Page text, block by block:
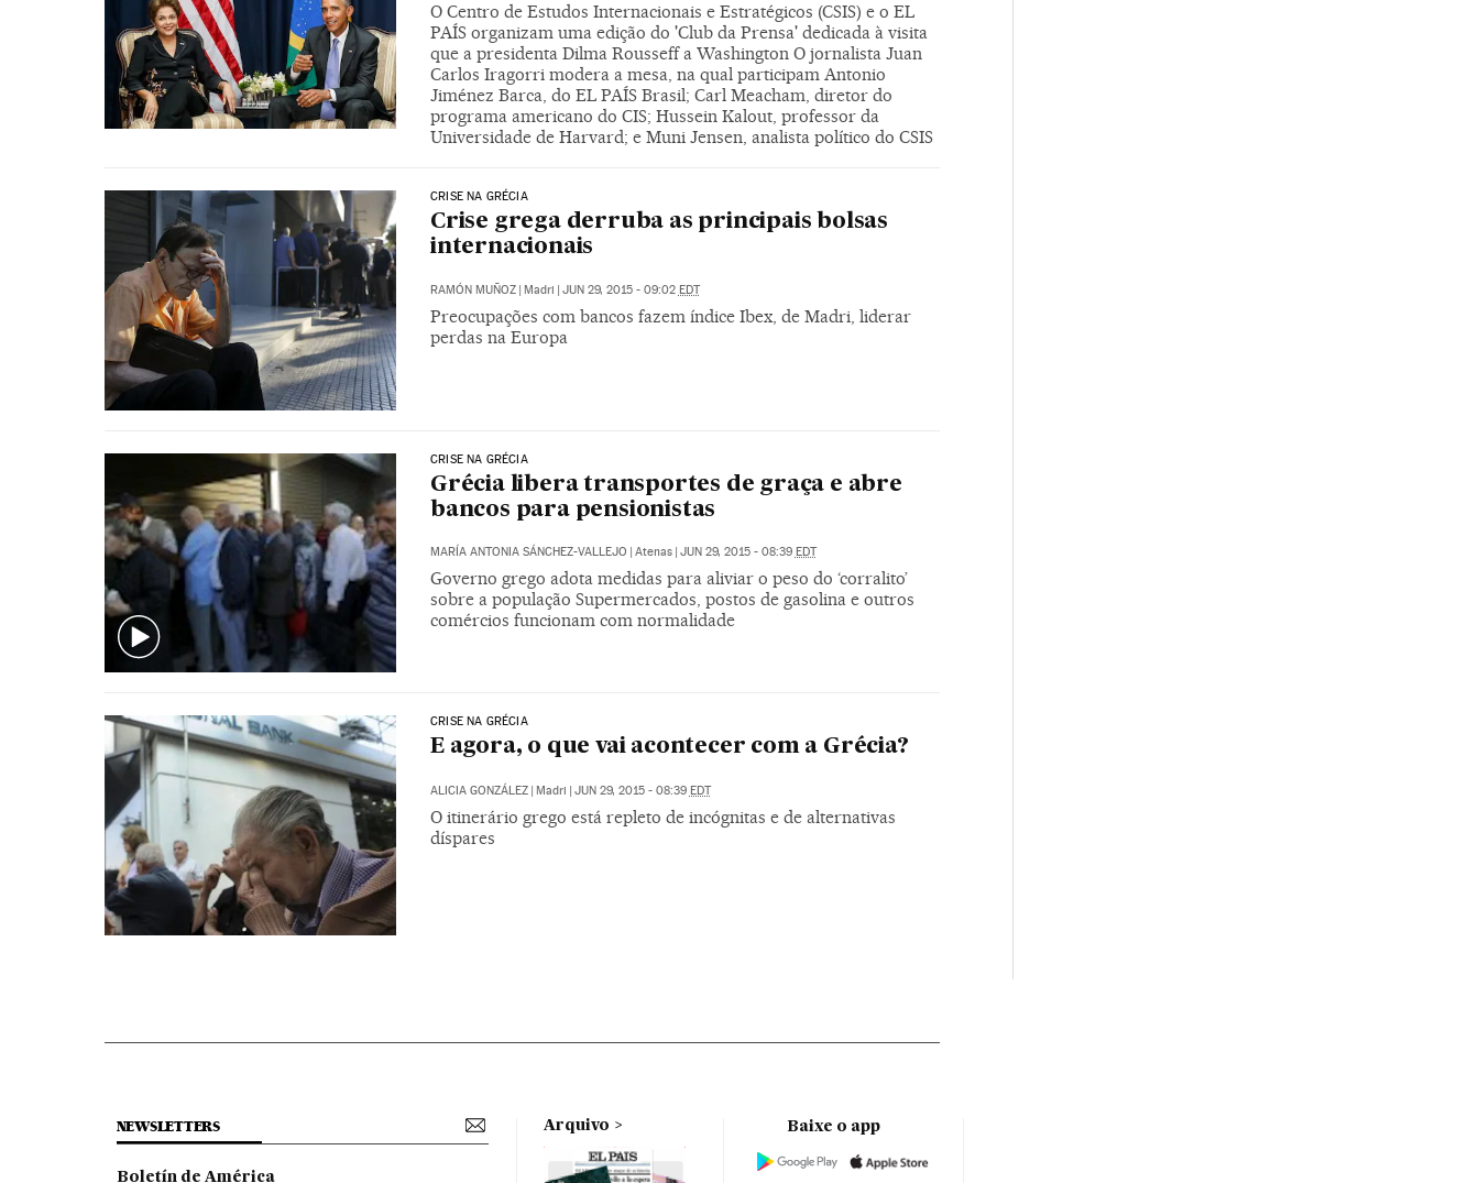
O Centro de Estudos Internacionais e Estratégicos (CSIS) e o EL
PAÍS organizam uma edição do 'Club da Prensa' dedicada à visita
que a presidenta Dilma Rousseff a Washington O jornalista Juan
Carlos Iragorri modera a mesa, na qual participam Antonio
Jiménez Barca, do EL PAÍS Brasil; Carl Meacham, diretor do
programa americano do CIS; Hussein Kalout, professor da
Universidade de Harvard; e Muni Jensen, analista político do CSIS
CRISE NA GRÉCIA
Crise grega derruba as principais bolsas
internacionais
RAMÓN MUÑOZ Madri JUN 29, 2015 - 09:02 EDT
Preocupações com bancos fazem índice Ibex, de Madri, liderar
perdas na Europa
CRISE NA GRÉCIA
Grécia libera transportes de graça e abre
bancos para pensionistas
MARÍA ANTONIA SÁNCHEZ-VALLEJO | Atenas | JUN 29, 2015 - 08:39 EDT
Governo grego adota medidas para aliviar o peso do ‘corralito’
sobre a população Supermercados, postos de gasolina e outros
comércios funcionam com normalidade
CRISE NA GRÉCIA
E agora, o que vai acontecer com a Grécia?
ALICIA GONZÁLEZ Madri JUN 29, 2015 - 08:39 EDT
O itinerário grego está repleto de incógnitas e de alternativas
díspares
NEWSLETTERS
Boletín de América
Arquivo Baixe o app